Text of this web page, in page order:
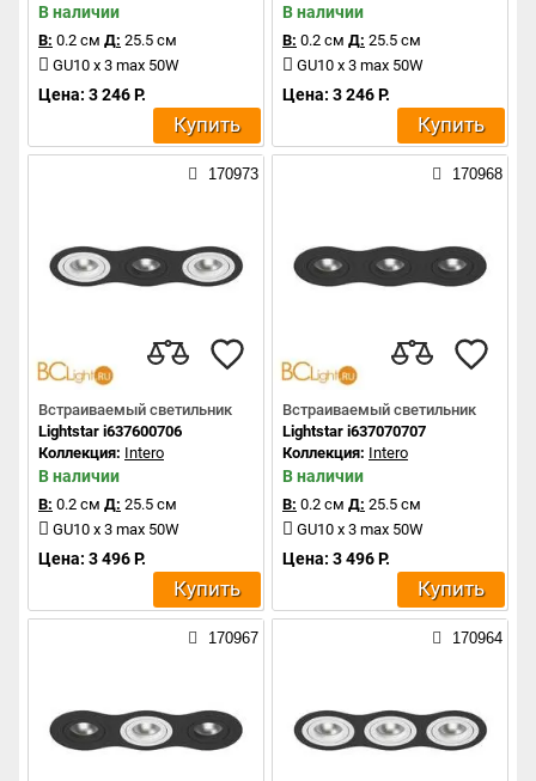
В наличии
В: 0.2 см Д: 25.5 см
GU10 x 3 max 50W
Цена: 3 246 Р.
Купить
В наличии
В: 0.2 см Д: 25.5 см
GU10 x 3 max 50W
Цена: 3 246 Р.
Купить
170973
Встраиваемый светильник
Lightstar i637600706
Коллекция: Intero
В наличии
В: 0.2 см Д: 25.5 см
GU10 x 3 max 50W
Цена: 3 496 Р.
Купить
170968
Встраиваемый светильник
Lightstar i637070707
Коллекция: Intero
В наличии
В: 0.2 см Д: 25.5 см
GU10 x 3 max 50W
Цена: 3 496 Р.
Купить
170967 170964